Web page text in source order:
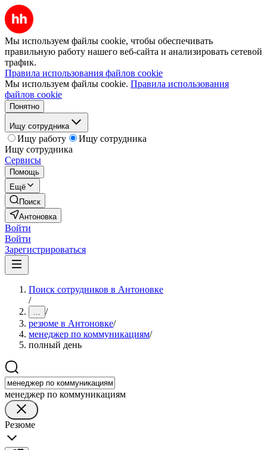
Мы используем файлы cookie, чтобы обеспечивать
правильную работу нашего веб-сайта и анализировать сетевой
трафик.
Правила использования файлов cookie
Мы используем файлы cookie. Правила использования
файлов cookie
Понятно
Ищу сотрудника
Ищу работу
Ищу сотрудника
Ищу сотрудника
Сервисы
Помощь
Ещё
Поиск
Антоновка
Войти
Войти
Зарегистрироваться
Поиск сотрудников в Антоновке
/
... /
резюме в Антоновке/
менеджер по коммуникациям/
полный день
менеджер по коммуникациям
Резюме